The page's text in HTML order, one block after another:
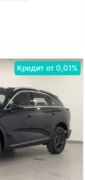
Кредит от 0,01%